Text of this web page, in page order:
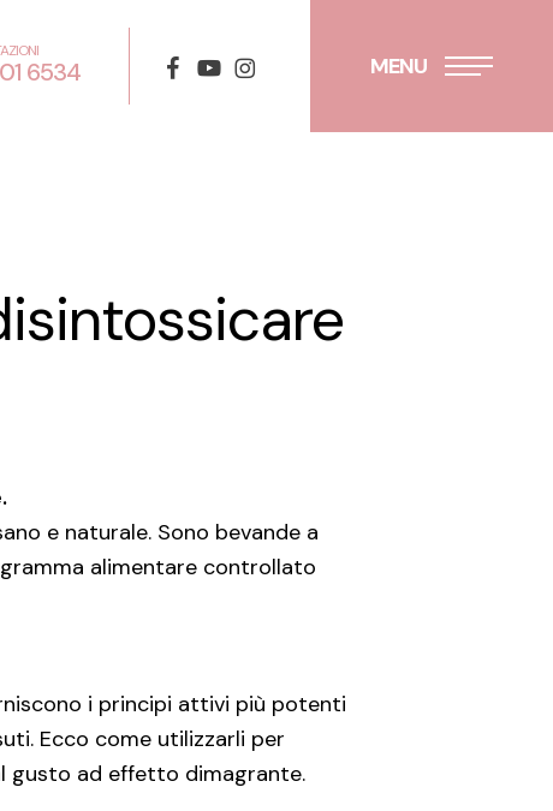
6534 facebook
youtubeinstagram MENU
e naturale. Sono bevande a
alimentare controllato
i principi attivi più potenti
Ecco come utilizzarli per
gusto ad effetto dimagrante.